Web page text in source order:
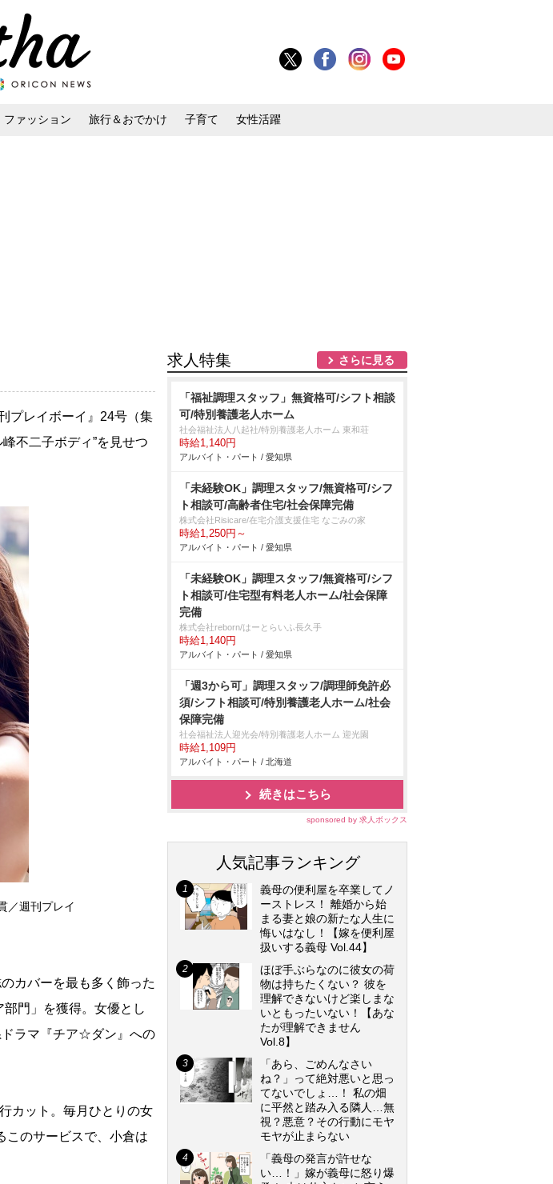
ファッション 旅行＆おでかけ 子育て 女性活躍
プレイボーイ』24号（集
不二子ボディ”を見せつ
／週刊プレイ
カバーを最も多く飾った
門」を獲得。女優とし
ラマ『チア☆ダン』への
カット。毎月ひとりの女
このサービスで、小倉は
求人特集 さらに見る
「福祉調理スタッフ」無資格可/シフト相談
可/特別養護老人ホーム
社会福祉法人八起社/特別養護老人ホーム 東和荘
時給1,140円
アルバイト・パート / 愛知県
「未経験OK」調理スタッフ/無資格可/シフ
ト相談可/高齢者住宅/社会保障完備
株式会社Risicare/在宅介護支援住宅 なごみの家
時給1,250円～
アルバイト・パート / 愛知県
「未経験OK」調理スタッフ/無資格可/シフ
ト相談可/住宅型有料老人ホーム/社会保障
完備
株式会社reborn/はーとらいふ長久手
時給1,140円
アルバイト・パート / 愛知県
「週3から可」調理スタッフ/調理師免許必
須/シフト相談可/特別養護老人ホーム/社会
保障完備
社会福祉法人迎光会/特別養護老人ホーム 迎光園
時給1,109円
アルバイト・パート / 北海道
続きはこちら
sponsored by 求人ボックス
人気記事ランキング
義母の便利屋を卒業してノ
ーストレス！ 離婚から始
まる妻と娘の新たな人生に
悔いはなし！【嫁を便利屋
扱いする義母 Vol.44】
ほぼ手ぶらなのに彼女の荷
物は持ちたくない？ 彼を
理解できないけど楽しまな
いともったいない！【あな
たが理解できません
Vol.8】
「あら、ごめんなさい
ね？」って絶対悪いと思っ
てないでしょ…！ 私の畑
に平然と踏み入る隣人…無
視？悪意？その行動にモヤ
モヤが止まらない
「義母の発言が許せな
い…！」嫁が義母に怒り爆